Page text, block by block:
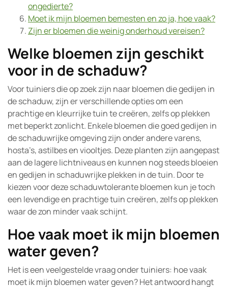
ongedierte?
Moet ik mijn bloemen bemesten en zo ja, hoe vaak?
Zijn er bloemen die weinig onderhoud vereisen?
Welke bloemen zijn geschikt
voor in de schaduw?
Voor tuiniers die op zoek zijn naar bloemen die gedijen in
de schaduw, zijn er verschillende opties om een
prachtige en kleurrijke tuin te creëren, zelfs op plekken
met beperkt zonlicht. Enkele bloemen die goed gedijen in
de schaduwrijke omgeving zijn onder andere varens,
hosta’s, astilbes en viooltjes. Deze planten zijn aangepast
aan de lagere lichtniveaus en kunnen nog steeds bloeien
en gedijen in schaduwrijke plekken in de tuin. Door te
kiezen voor deze schaduwtolerante bloemen kun je toch
een levendige en prachtige tuin creëren, zelfs op plekken
waar de zon minder vaak schijnt.
Hoe vaak moet ik mijn bloemen
water geven?
Het is een veelgestelde vraag onder tuiniers: hoe vaak
moet ik mijn bloemen water geven? Het antwoord hangt